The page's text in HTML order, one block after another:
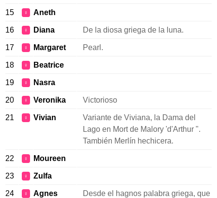
15 ♀ Aneth
16 ♀ Diana De la diosa griega de la luna.
17 ♀ Margaret Pearl.
18 ♀ Beatrice
19 ♀ Nasra
20 ♀ Veronika Victorioso
21 ♀ Vivian
Variante de Viviana, la Dama del
Lago en Mort de Malory 'd'Arthur ".
También Merlín hechicera.
22 ♀ Moureen
23 ♀ Zulfa
24 ♀ Agnes
Desde el hagnos palabra griega, que